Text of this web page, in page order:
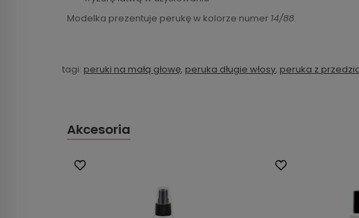
Modelka prezentuje perukę w kolorze numer 14/88.
tagi: peruki na małą głowę, peruka długie włosy, peruka z
Akcesoria